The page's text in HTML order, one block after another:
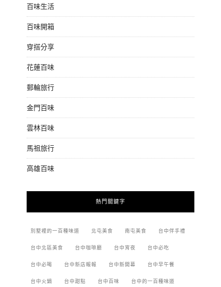
百味生活
百味開箱
穿搭分享
花蓮百味
郵輪旅行
金門百味
雲林百味
馬祖旅行
高雄百味
熱門關鍵字
別墅裡的一百種味道 北屯美食 南屯美食 台中伴手禮
台中北區美食 台中咖啡廳 台中宵夜 台中必吃
台中必喝 台中新店報報 台中新開幕 台中早午餐
台中火鍋 台中甜點 台中百味 台中的一百種味道